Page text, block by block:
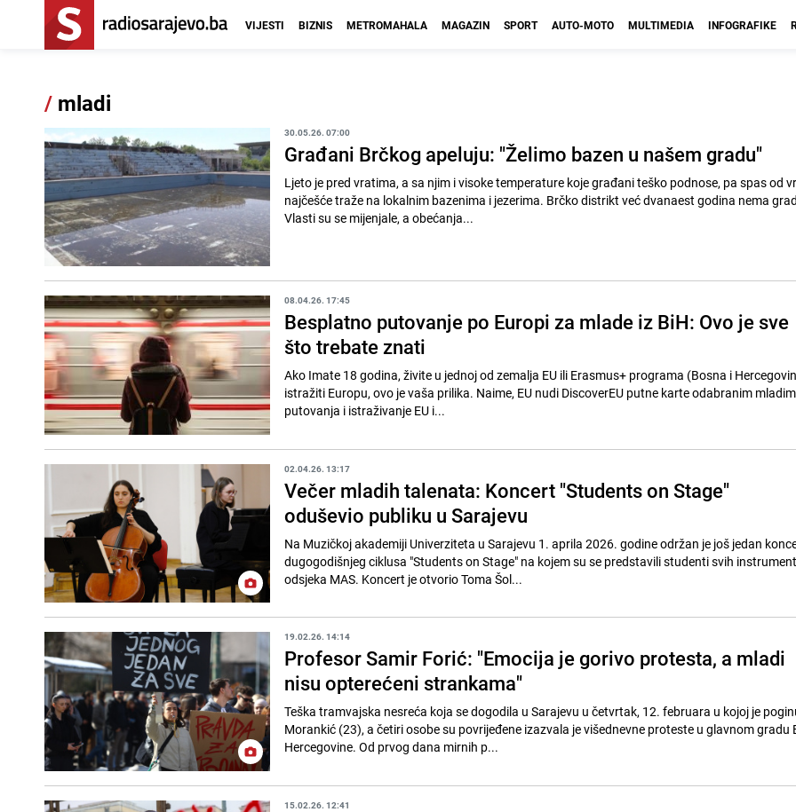
VIJESTI BIZNIS METROMAHALA MAGAZIN SPORT AUTO-MOTO MULTIMEDIA INFOGRAFIKE
/ mladi
30.05.26. 07:00
Građani Brčkog apeluju: "Želimo bazen u našem gradu"
Ljeto je pred vratima, a sa njim i visoke temperature koje građani teško podnose, pa spas od
najčešće traže na lokalnim bazenima i jezerima. Brčko distrikt već dvanaest godina nema
Vlasti su se mijenjale, a obećanja...
08.04.26. 17:45
Besplatno putovanje po Europi za mlade iz BiH: Ovo je sve
što trebate znati
Ako Imate 18 godina, živite u jednoj od zemalja EU ili Erasmus+ programa (Bosna i
istražiti Europu, ovo je vaša prilika. Naime, EU nudi DiscoverEU putne karte odabranim
putovanja i istraživanje EU i...
02.04.26. 13:17
Večer mladih talenata: Koncert "Students on Stage"
oduševio publiku u Sarajevu
Na Muzičkoj akademiji Univerziteta u Sarajevu 1. aprila 2026. godine održan je još jedan
dugogodišnjeg ciklusa "Students on Stage" na kojem su se predstavili studenti svih
odsjeka MAS. Koncert je otvorio Toma Šol...
19.02.26. 14:14
Profesor Samir Forić: "Emocija je gorivo protesta, a mladi
nisu opterećeni strankama"
Teška tramvajska nesreća koja se dogodila u Sarajevu u četvrtak, 12. februara u kojoj je
Morankić (23), a četiri osobe su povrijeđene izazvala je višednevne proteste u glavnom gradu
Hercegovine. Od prvog dana mirnih p...
15.02.26. 12:41